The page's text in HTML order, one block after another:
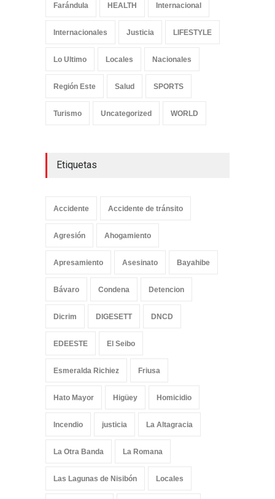
Farándula HEALTH Internacional
Internacionales Justicia LIFESTYLE
Lo Ultimo Locales Nacionales
Región Este Salud SPORTS
Turismo Uncategorized WORLD
Etiquetas
Accidente Accidente de tránsito
Agresión Ahogamiento
Apresamiento Asesinato Bayahibe
Bávaro Condena Detencion
Dicrim DIGESETT DNCD
EDEESTE El Seibo
Esmeralda Richiez Friusa
Hato Mayor Higüey Homicidio
Incendio justicia La Altagracia
La Otra Banda La Romana
Las Lagunas de Nisibón Locales